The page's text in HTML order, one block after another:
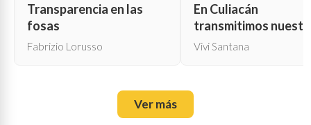
Transparencia en las
fosas
Fabrizio Lorusso
En Culiacán
transmitimos
propia muerte
Vivi Santana
Ver más